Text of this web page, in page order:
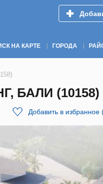
НА КАРТЕ ГОРОДА
БАЛИ (10158)
Добавить в избранное